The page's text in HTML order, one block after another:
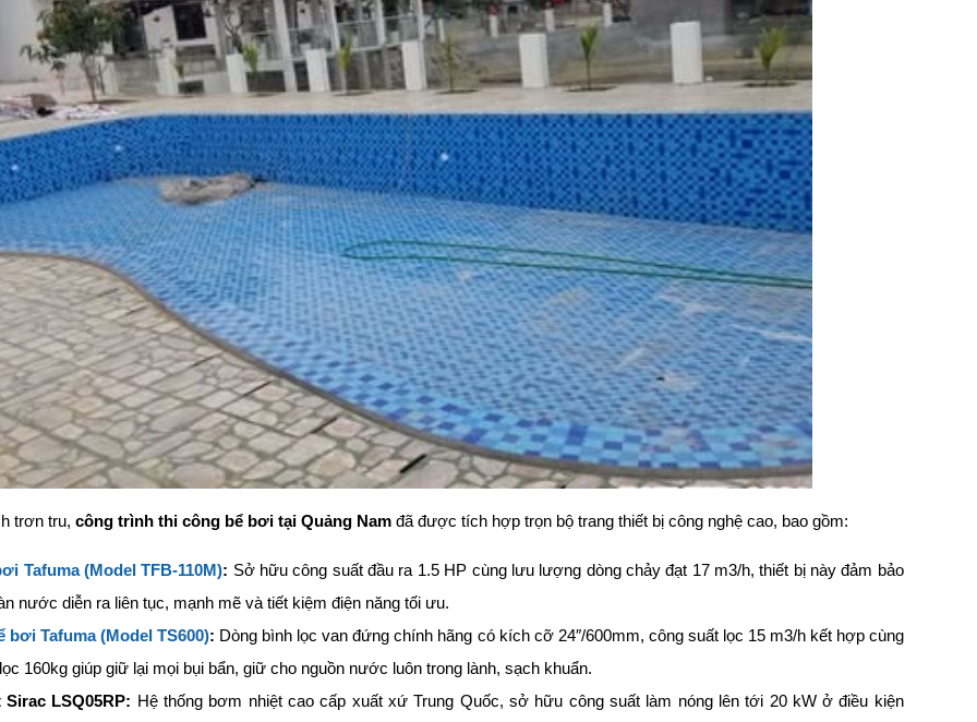
trơn tru,công trình thi công bể bơi tại Quảng Nam đã được tích hợp trọn bộ trang thiết bị công nghệ cao, bao gồm:
Tafuma (Model TFB-110M): Sở hữu công suất đầu ra 1.5 HP cùng lưu lượng dòng chảy đạt 17 m3/h, thiết bị này đảm bảo
nước diễn ra liên tục, mạnh mẽ và tiết kiệm điện năng tối ưu.
bơi Tafuma (Model TS600): Dòng bình lọc van đứng chính hãng có kích cỡ 24″/600mm, công suất lọc 15 m3/h kết hợp cùng
160kg giúp giữ lại mọi bụi bẩn, giữ cho nguồn nước luôn trong lành, sạch khuẩn.
LSQ05RP: Hệ thống bơm nhiệt cao cấp xuất xứ Trung Quốc, sở hữu công suất làm nóng lên tới 20 kW ở điều kiện